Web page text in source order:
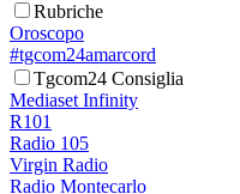
Rubriche
Oroscopo
#tgcom24amarcord
Tgcom24 Consiglia
Mediaset Infinity
R101
Radio 105
Virgin Radio
Radio Montecarlo